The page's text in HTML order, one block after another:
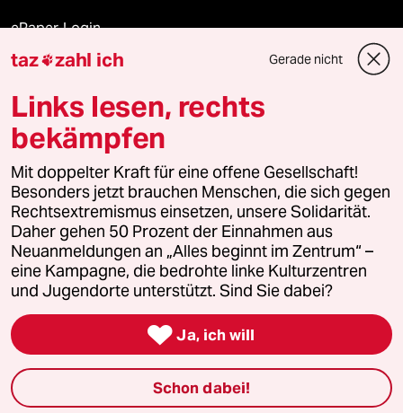
ePaper Login
Downloads für Abonnierende
© 2026 taz Verlags und Vertriebs GmbH
Alle Rechte vorbehalten. Bei rechtlichen Fragen oder für Genehmigungen
wenden Sie sich bitte an
lizenzen@taz.de
Feedback Redaktionsstatut Kommune-Richtlinien
Leitlinie Informant Datenschutz Impressum AGB
Seitenwende Einwilligungen widerrufen (Ads)
taz zahl ich Gerade nicht
Links lesen, rechts
bekämpfen
Mit doppelter Kraft für eine offene Gesellschaft!
Besonders jetzt brauchen Menschen, die sich gegen
Rechtsextremismus einsetzen, unsere Solidarität.
Daher gehen 50 Prozent der Einnahmen aus
Neuanmeldungen an „Alles beginnt im Zentrum“ –
eine Kampagne, die bedrohte linke Kulturzentren
und Jugendorte unterstützt. Sind Sie dabei?
 Ja, ich will
Schon dabei!